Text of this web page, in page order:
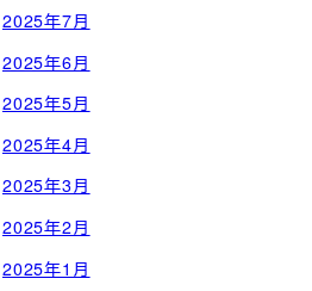
2025年7月
2025年6月
2025年5月
2025年4月
2025年3月
2025年2月
2025年1月